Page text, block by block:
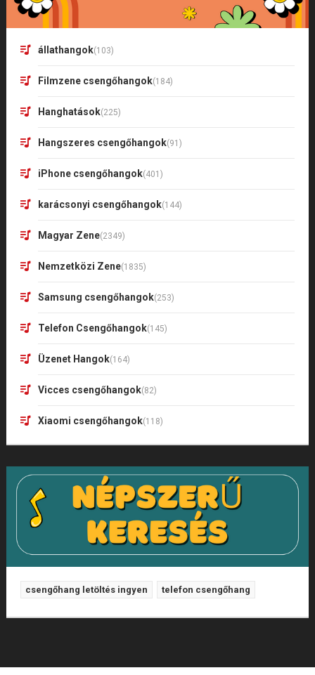
állathangok(103)
Filmzene csengőhangok(184)
Hanghatások(225)
Hangszeres csengőhangok(91)
iPhone csengőhangok(401)
karácsonyi csengőhangok(144)
Magyar Zene(2349)
Nemzetközi Zene(1835)
Samsung csengőhangok(253)
Telefon Csengőhangok(145)
Üzenet Hangok(164)
Vicces csengőhangok(82)
Xiaomi csengőhangok(118)
csengőhang letöltés ingyen telefon csengőhang